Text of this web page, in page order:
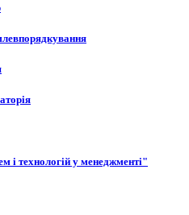
і технологій у менеджменті"